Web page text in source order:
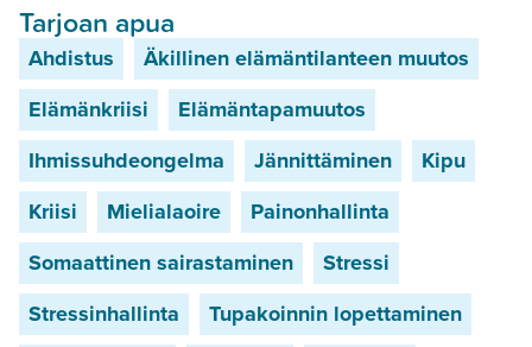
Tarjoan apua
Ahdistus
Äkillinen elämäntilanteen muutos
Elämänkriisi
Elämäntapamuutos
Ihmissuhdeongelma
Jännittäminen
Kipu
Kriisi
Mielialaoire
Painonhallinta
Somaattinen sairastaminen
Stressi
Stressinhallinta
Tupakoinnin lopettaminen